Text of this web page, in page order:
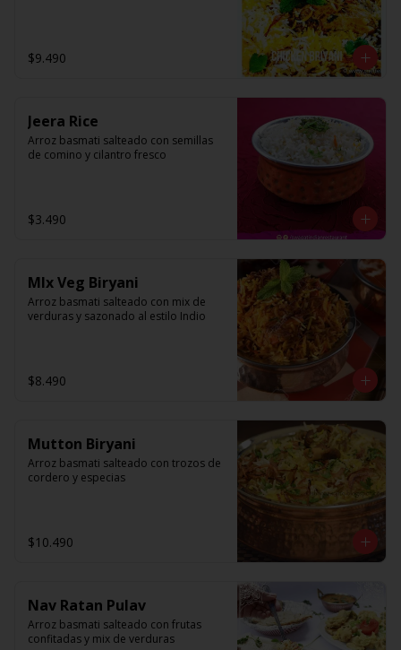
$9.490
Jeera Rice
Arroz basmati salteado con semillas
de comino y cilantro fresco
$3.490
MIx Veg Biryani
Arroz basmati salteado con mix de
verduras y sazonado al estilo Indio
$8.490
Mutton Biryani
Arroz basmati salteado con trozos de
cordero y especias
$10.490
Nav Ratan Pulav
Arroz basmati salteado con frutas
confitadas y mix de verduras